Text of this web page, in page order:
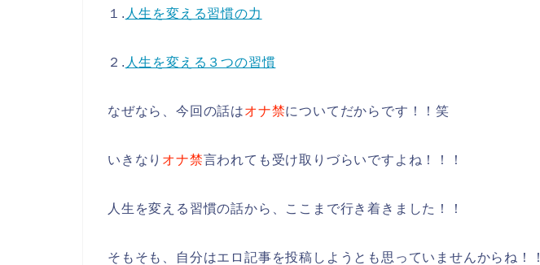
１. 人生を変える習慣の力
２. 人生を変える３つの習慣
なぜなら、今回の話はオナ禁についてだからです！！笑
いきなり オナ禁言われても受け取りづらいですよね！！！
人生を変える習慣の話から、ここまで行き着きました！！
そもそも、自分はエロ記事を投稿しようとも思っていませんからね！！